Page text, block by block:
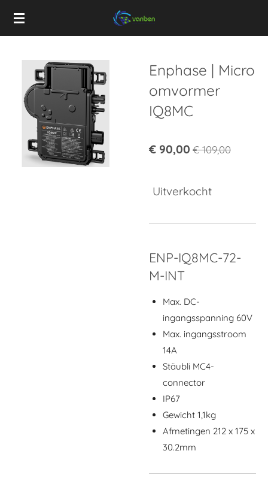
Ga
hoofdinhoud
Enphase | Micro
omvormer
IQ8MC
€ 90,00 € 109,00
Uitverkocht
ENP-IQ8MC-72-
M-INT
Max. DC-
ingangsspanning 60V
Max. ingangsstroom
14A
Stäubli MC4-
connector
IP67
Gewicht 1,1kg
Afmetingen 212 x 175 x
30.2mm